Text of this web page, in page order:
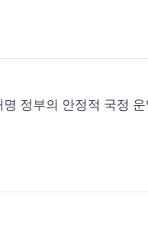
정부의 안정적 국정